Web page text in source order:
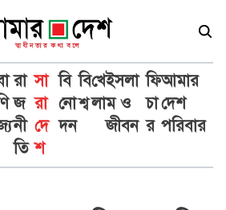
রা
জ
নী
তি
সা
রা
দে
শ
বি
নো
দন
বি
শ্ব
খে
লা
ইসলা
ম ও
জীবন
ফি
চা
র
আমার
দেশ
পরিবার